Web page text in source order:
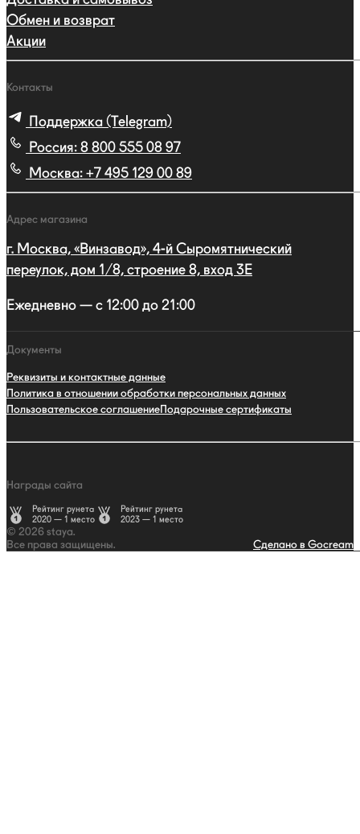
Обмен и возврат
Акции
Контакты
Поддержка (Telegram)
Россия: 8 800 555 08 97
Москва: +7 495 129 00 89
Адрес магазина
г. Москва, «Винзавод», 4-й Сыромятнический
переулок, дом 1/8, строение 8, вход 3E
Ежедневно — с 12:00 до 21:00
Документы
Реквизиты и контактные данные
Политика в отношении обработки персональных данных
Пользовательское соглашениеПодарочные сертификаты
Награды сайта
Рейтинг рунета
2020 — 1 место
Рейтинг рунета
2023 — 1 место
© 2026 staya.
Все права защищены.
Сделано в Gocream